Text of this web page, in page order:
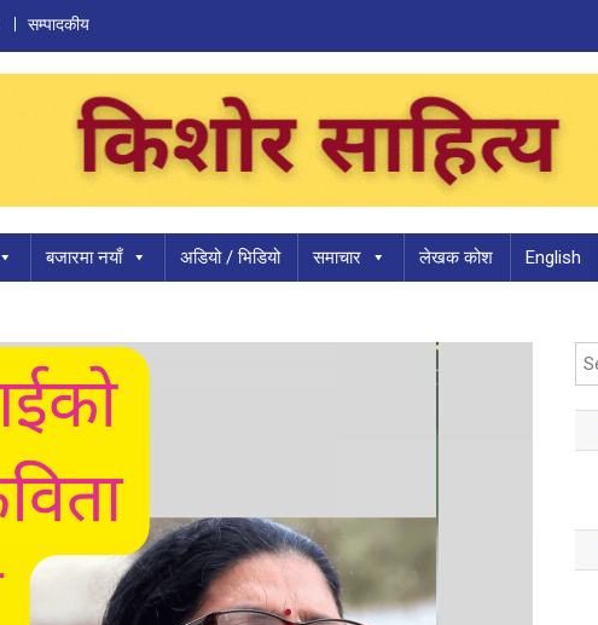
सम्पादकीय
बजारमा नयाँ अडियो / भिडियो समाचार लेखक कोश English